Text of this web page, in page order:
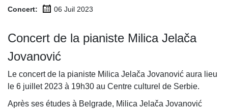
Concert: 06 Juil 2023
Concert de la pianiste Milica Jelača
Jovanović
Le concert de la pianiste Milica Jelača Jovanović aura lieu
le 6 juillet 2023 à 19h30 au Centre culturel de Serbie.
Après ses études à Belgrade, Milica Jelača Jovanović